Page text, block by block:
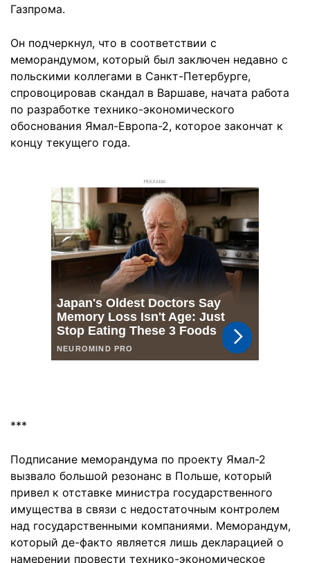
Газпрома.
Он подчеркнул, что в соответствии с
меморандумом, который был заключен недавно с
польскими коллегами в Санкт-Петербурге,
спровоцировав скандал в Варшаве, начата работа
по разработке технико-экономического
обоснования Ямал-Европа-2, которое закончат к
концу текущего года.
РЕКЛАМА
***
Подписание меморандума по проекту Ямал-2
вызвало большой резонанс в Польше, который
привел к отставке министра государственного
имущества в связи с недостаточным контролем
над государственными компаниями. Меморандум,
который де-факто является лишь декларацией о
намерении провести технико-экономическое